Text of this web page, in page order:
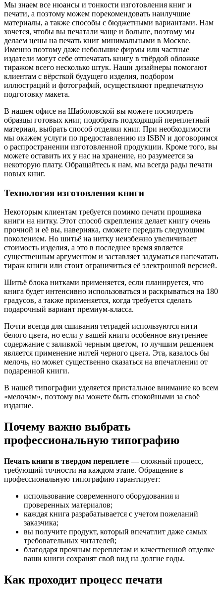
Мы знаем все нюансы и тонкости изготовления книг и
печати, а поэтому можем порекомендовать наилучшие
материалы, а также способы с бюджетными вариантами. Нам
хочется, чтобы вы печатали чаще и больше, поэтому мы
делаем цены на печать книг минимальными в Москве.
Именно поэтому даже небольшие фирмы или частные
издатели могут себе отпечатать книгу в твёрдой обложке
тиражом всего несколько штук. Наши дизайнеры помогают
клиентам с вёрсткой будущего изделия, подбором
иллюстраций и фотографий, осуществляют предпечатную
подготовку макета.
В нашем офисе на Шаболовской вы можете посмотреть
образцы готовых книг, подобрать подходящий переплетный
материал, выбрать способ отделки книг. При необходимости
мы окажем услуги по предоставлению из ISBN и договоримся
о распространении изготовленной продукции. Кроме того, вы
можете оставить их у нас на хранение, но разумеется за
некоторую плату. Обращайтесь к нам, мы всегда рады печати
новых книг.
Технология изготовления книги
Некоторым клиентам требуется помимо печати прошивка
книги на нитку. Этот способ скрепления делает книгу очень
прочной и её вы, наверняка, сможете передать следующим
поколением. Но шитьё на нитку неизбежно увеличивает
стоимость изделия, а это в последнее время является
существенным аргументом и заставляет задуматься напечатать
тираж книги или стоит ограничиться её электронной версией.
Шитьё блока нитками применяется, если планируется, что
книга будет интенсивно использоваться и раскрываться на 180
градусов, а также применяется, когда требуется сделать
подарочный вариант премиум-класса.
Почти всегда для сшивания тетрадей используются нити
белого цвета, но если у вашей книги особенное внутреннее
содержание с заливкой черным цветом, то лучшим решением
является применение нитей черного цвета. Эта, казалось бы
мелочь, но может существенно сказаться на впечатлении от
подаренной книги.
В нашей типографии уделяется пристальное внимание ко всем
«мелочам», поэтому вы можете быть спокойными за своё
издание.
Почему важно выбрать
профессиональную типографию
Печать книги в твердом переплете — сложный процесс,
требующий точности на каждом этапе. Обращение в
профессиональную типографию гарантирует:
использование современного оборудования и
проверенных материалов;
каждая книга разрабатывается с учетом пожеланий
заказчика;
вы получите продукт, который впечатлит даже самых
требовательных читателей;
благодаря прочным переплетам и качественной отделке
ваши книги сохранят свой вид на долгие годы.
Как проходит процесс печати